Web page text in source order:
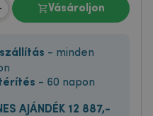
Vásároljon
- minden
- 60 napon
AJÁNDÉK 12 887,-